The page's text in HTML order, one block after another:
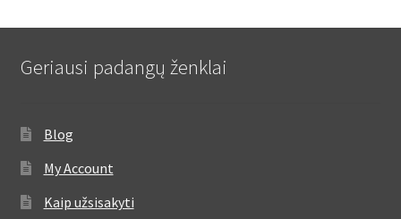
Geriausi padangų ženklai
Blog
My Account
Kaip užsisakyti